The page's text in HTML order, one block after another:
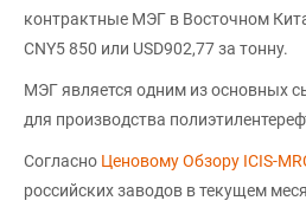
контрактные МЭГ в Восточном
CNY5 850 или USD902,77 за тонну.
МЭГ является одним из основных
для производства
Согласно Ценовому Обзору ICIS-
российских заводов в текущем